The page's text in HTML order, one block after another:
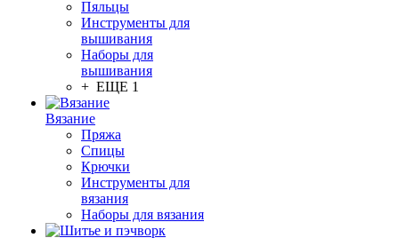
Пяльцы
Инструменты для
вышивания
Наборы для
вышивания
+ ЕЩЕ 1
Вязание
Пряжа
Спицы
Крючки
Инструменты для
вязания
Наборы для вязания